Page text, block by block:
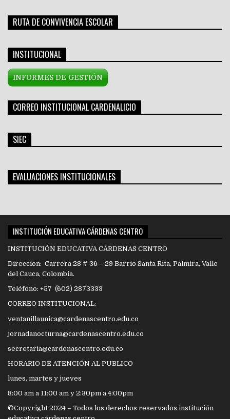
RUTA DE CONVIVENCIA ESCOLAR
INSTITUCIONAL
INFORMES DE GESTIÓN
CORREO INSTITUCIONAL CARDENALICIO
SIEC
EVALUACIONES INSTITUCIONALES
INSTITUCIÓN EDUCATIVA CÁRDENAS CENTRO
INSTITUCIÓN EDUCATIVA CÁRDENAS CENTRO
Direccion: Carrera 28 # 36 – 29 Barrio Santa Rita, Palmira, Valle
del Cauca, Colombia.
Teléfono: +57 (602) 2873333
CORREO INSTITUCIONAL:
ventanillaunica@cardenascentro.edu.co
jornadanocturna@cardenascentro.edu.co
secretaria@cardenascentro.edu.co
HORARIO DE ATENCIÓN AL PUBLICO
lunes, martes y jueves
8:00 am a 11:00 am y 2:30pm a 4:00pm
©Copyright 2024 – Todos los derechos reservados institución